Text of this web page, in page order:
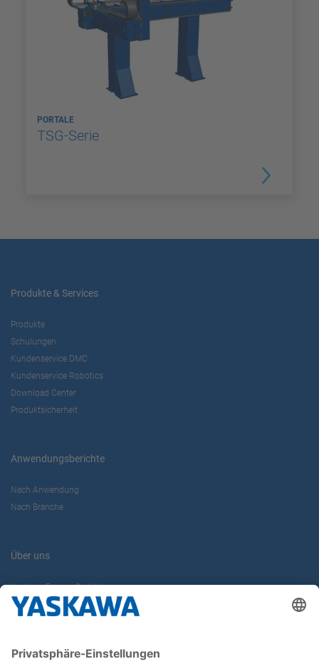
PORTALE
TSG-Serie
Produkte & Services
Produkte
Schulungen
Kundenservice DMC
Kundenservice Robotics
Download Center
Produktsicherheit
Anwendungsberichte
Nach Anwendung
Nach Branche
Über uns
Yaskawa Europe GmbH
Karriere
Newsletter